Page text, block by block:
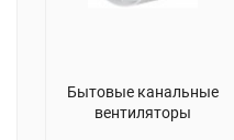
Бытовые канальные
вентиляторы